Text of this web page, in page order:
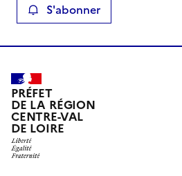
S'abonner
PRÉFET
DE LA RÉGION
CENTRE-VAL
DE LOIRE